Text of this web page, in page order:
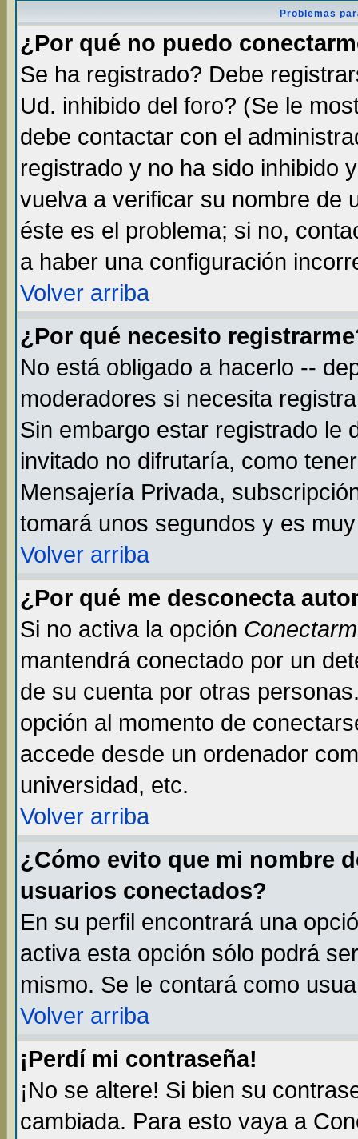
Problemas
¿Por qué no puedo
Se ha registrado? Debe
Ud. inhibido del foro? (Se le
debe contactar con el
registrado y no ha sido inhibido
vuelva a verificar su nombre de
éste es el problema; si no,
a haber una configuración
Volver arriba
¿Por qué necesito
No está obligado a hacerlo --
moderadores si necesita
Sin embargo estar registrado le
invitado no difrutaría, como
Mensajería Privada,
tomará unos segundos y es
Volver arriba
¿Por qué me desconecta
Si no activa la opción
mantendrá conectado por un
de su cuenta por otras
opción al momento de
accede desde un ordenador
universidad, etc.
Volver arriba
¿Cómo evito que mi nombre
usuarios conectados?
En su perfil encontrará una
activa esta opción sólo podrá
mismo. Se le contará como
Volver arriba
¡Perdí mi contraseña!
¡No se altere! Si bien su
cambiada. Para esto vaya a